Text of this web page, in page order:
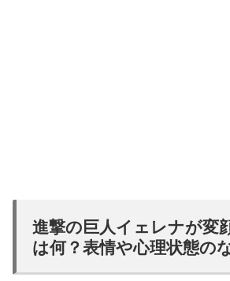
進撃の巨人イェレナが変
は何？表情や心理状態の